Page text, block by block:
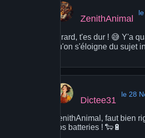
ZenithAnimal
Girard, t'es dur ! 😅 Y'a
qu'on s'éloigne du sujet
Dictee31
le 28
ZenithAnimal, faut bien
nos batteries ! 🐑🔋